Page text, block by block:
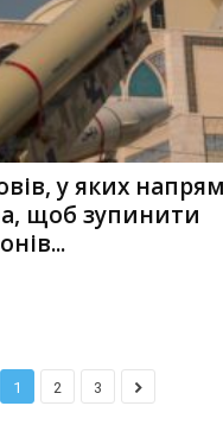
у яких
щоб зупинити
1 2 3